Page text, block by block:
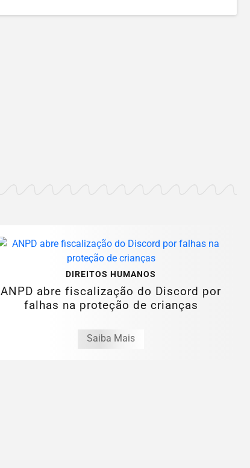
DIREITOS HUMANOS
ANPD abre fiscalização do Discord por
falhas na proteção de crianças
Saiba Mais